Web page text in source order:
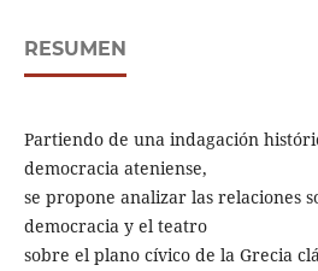
RESUMEN
Partiendo de una indagación
democracia ateniense,
se propone analizar las relaciones
democracia y el teatro
sobre el plano cívico de la Grecia